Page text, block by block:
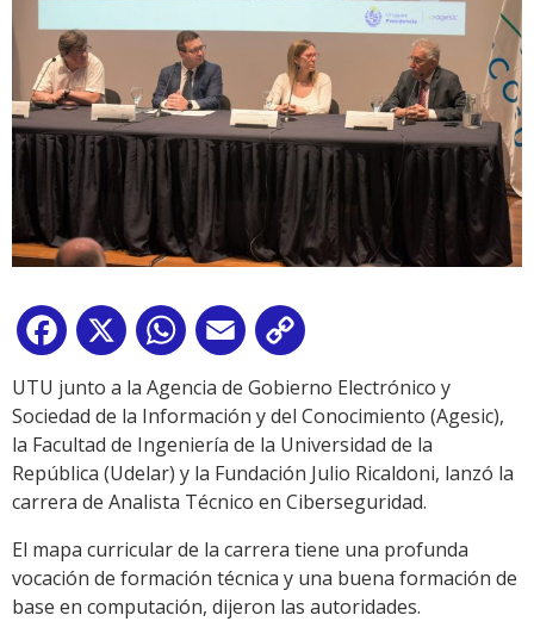
Facebook
X WhatsApp
Email
Link
UTU junto a la Agencia de Gobierno Electrónico y
Sociedad de la Información y del Conocimiento (Agesic),
la Facultad de Ingeniería de la Universidad de la
República (Udelar) y la Fundación Julio Ricaldoni, lanzó la
carrera de Analista Técnico en Ciberseguridad.
El mapa curricular de la carrera tiene una profunda
vocación de formación técnica y una buena formación de
base en computación, dijeron las autoridades.